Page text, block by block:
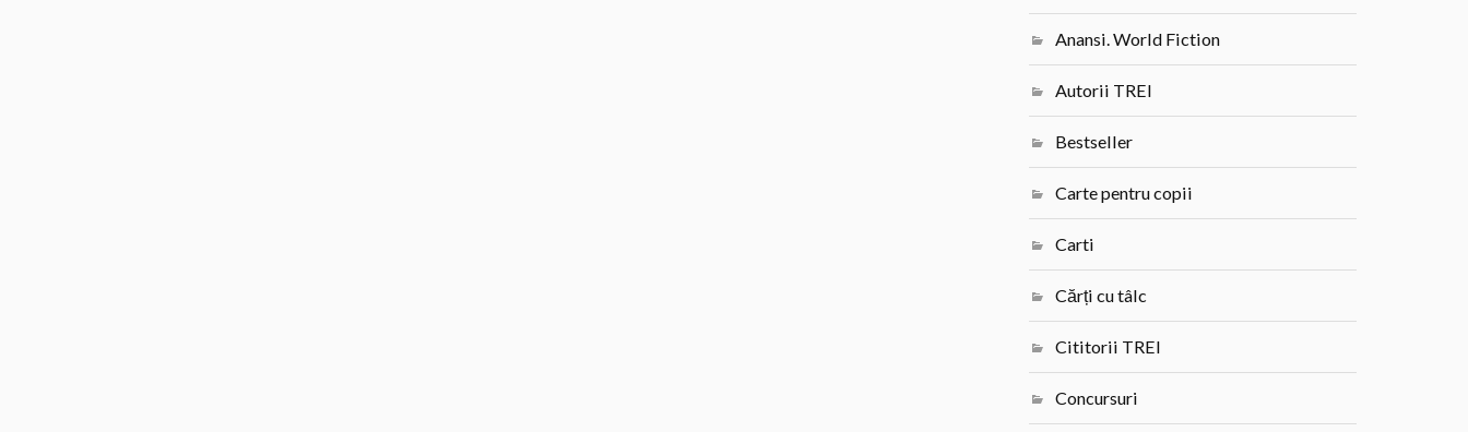
Anansi. World Fiction
Autorii TREI
Bestseller
Carte pentru copii
Carti
Cărți cu tâlc
Cititorii TREI
Concursuri